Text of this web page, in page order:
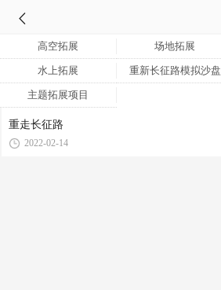
高空拓展 场地拓展
水上拓展 重新长征路模拟沙盘
主题拓展项目
重走长征路
2022-02-14